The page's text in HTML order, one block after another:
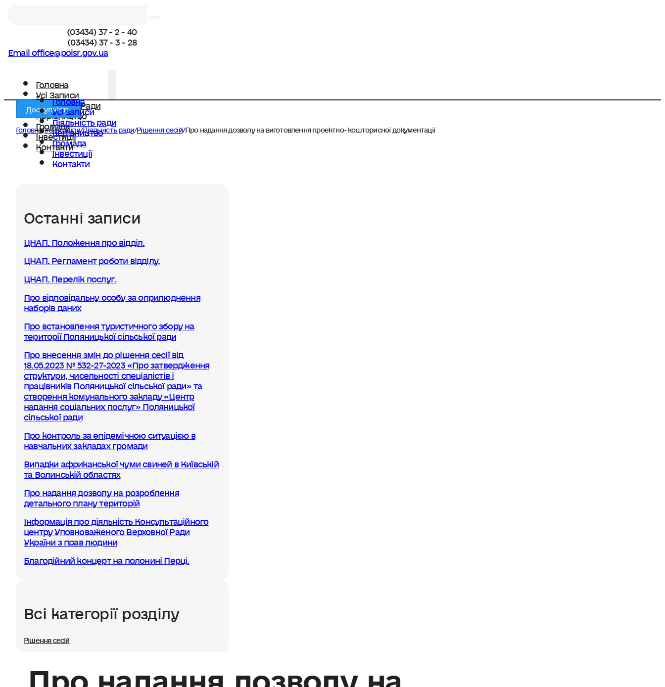
(03434) 37 - 2 - 40
(03434) 37 - 3 - 28
Email office@polsr.gov.ua
Головна
Усі Записи
Діяльність Ради
Керівництво
Громада
Інвестиції
Контакти
Головна
Усі записи
Діяльність ради
Керівництво
Громада
Інвестиції
Контакти
Доступність
Головна/Усі розділи/Діяльність ради/Рішення сесій/Про надання дозволу на виготовлення проектно- кошторисної документації
Останні записи
ЦНАП. Положення про відділ.
ЦНАП. Регламент роботи відділу.
ЦНАП. Перелік послуг.
Про відповідальну особу за оприлюднення
наборів даних
Про встановлення туристичного збору на
території Поляницької сільської ради
Про внесення змін до рішення сесії від
18.05.2023 № 532-27-2023 «Про затвердження
структури, чисельності спеціалістів і
працівників Поляницької сільської ради» та
створення комунального закладу «Центр
надання соціальних послуг» Поляницької
сільської ради
Про контроль за епідемічною ситуацією в
навчальних закладах громади
Випадки африканської чуми свиней в Київській
та Волинській областях
Про надання дозволу на розроблення
детального плану територій
Інформація про діяльність Консультаційного
центру Уповноваженого Верховної Ради
України з прав людини
Благодійний концерт на полонині Перці.
Всі категорії розділу
Рішення сесій
Про надання дозволу на